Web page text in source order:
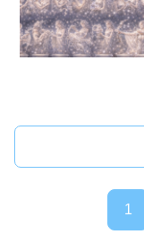
1